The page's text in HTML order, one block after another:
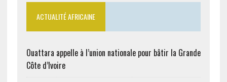
ACTUALITÉ AFRICAINE
Ouattara appelle à l’union nationale pour bâtir la Grande
Côte d’Ivoire